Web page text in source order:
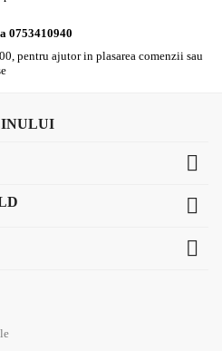
0753410940
pentru ajutor in plasarea comenzii sau


